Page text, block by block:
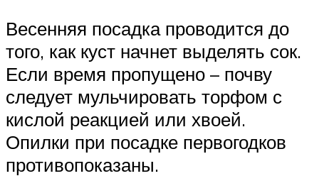
Весенняя посадка проводится до
того, как куст начнет выделять сок.
Если время пропущено – почву
следует мульчировать торфом с
кислой реакцией или хвоей.
Опилки при посадке первогодков
противопоказаны.